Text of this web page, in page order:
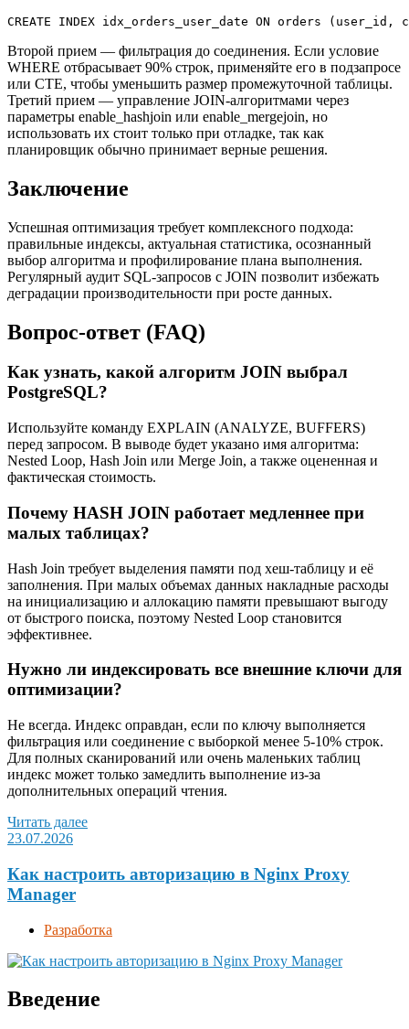
CREATE INDEX idx_orders_user_date ON orders (user_id,
Второй прием — фильтрация до соединения. Если условие
WHERE отбрасывает 90% строк, применяйте его в подзапросе
или CTE, чтобы уменьшить размер промежуточной таблицы.
Третий прием — управление JOIN-алгоритмами через
параметры enable_hashjoin или enable_mergejoin, но
использовать их стоит только при отладке, так как
планировщик обычно принимает верные решения.
Заключение
Успешная оптимизация требует комплексного подхода:
правильные индексы, актуальная статистика, осознанный
выбор алгоритма и профилирование плана выполнения.
Регулярный аудит SQL-запросов с JOIN позволит избежать
деградации производительности при росте данных.
Вопрос-ответ (FAQ)
Как узнать, какой алгоритм JOIN выбрал
PostgreSQL?
Используйте команду EXPLAIN (ANALYZE, BUFFERS)
перед запросом. В выводе будет указано имя алгоритма:
Nested Loop, Hash Join или Merge Join, а также оцененная и
фактическая стоимость.
Почему HASH JOIN работает медленнее при
малых таблицах?
Hash Join требует выделения памяти под хеш-таблицу и её
заполнения. При малых объемах данных накладные расходы
на инициализацию и аллокацию памяти превышают выгоду
от быстрого поиска, поэтому Nested Loop становится
эффективнее.
Нужно ли индексировать все внешние ключи для
оптимизации?
Не всегда. Индекс оправдан, если по ключу выполняется
фильтрация или соединение с выборкой менее 5-10% строк.
Для полных сканирований или очень маленьких таблиц
индекс может только замедлить выполнение из-за
дополнительных операций чтения.
Читать далее
23.07.2026
Как настроить авторизацию в Nginx Proxy
Manager
Разработка
Введение